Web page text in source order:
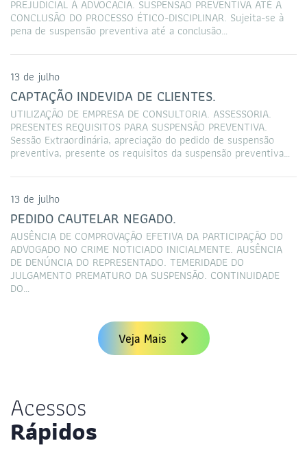
PREJUDICIAL À ADVOCACIA. SUSPENSÃO PREVENTIVA ATÉ A
CONCLUSÃO DO PROCESSO ÉTICO-DISCIPLINAR. Sujeita-se à
pena de suspensão preventiva até a conclusão…
13 de julho
CAPTAÇÃO INDEVIDA DE CLIENTES.
UTILIZAÇÃO DE EMPRESA DE CONSULTORIA. ASSESSORIA.
PRESENTES REQUISITOS PARA SUSPENSÃO PREVENTIVA.
Sessão Extraordinária, apreciação do pedido de suspensão
preventiva, presente os requisitos da suspensão preventiva…
13 de julho
PEDIDO CAUTELAR NEGADO.
AUSÊNCIA DE COMPROVAÇÃO EFETIVA DA PARTICIPAÇÃO DO
ADVOGADO NO CRIME NOTICIADO INICIALMENTE. AUSÊNCIA
DE DENÚNCIA DO REPRESENTADO. TEMERIDADE DO
JULGAMENTO PREMATURO DA SUSPENSÃO. CONTINUIDADE
DO…
Veja Mais
Acessos
Rápidos